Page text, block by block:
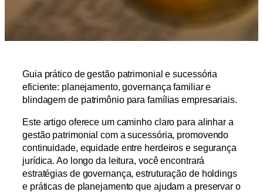
Guia prático de gestão patrimonial e sucessória
eficiente: planejamento, governança familiar e
blindagem de patrimônio para famílias empresariais.
Este artigo oferece um caminho claro para alinhar a
gestão patrimonial com a sucessória, promovendo
continuidade, equidade entre herdeiros e segurança
jurídica. Ao longo da leitura, você encontrará
estratégias de governança, estruturação de holdings
e práticas de planejamento que ajudam a preservar o